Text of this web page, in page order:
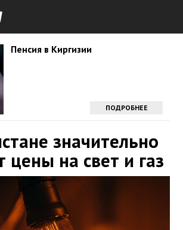
Пенсия в Киргизии
ПОДРОБНЕЕ
значительно
цены на свет и газ